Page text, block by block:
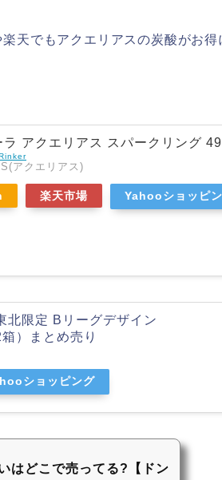
天でもアクエリアスの炭酸がお得
ラ アクエリアス スパークリング
アクエリアス)
楽天市場 Yahooショッピ
北限定 Bリーグデザイン
）まとめ売り
ショッピング
はどこで売ってる?【ドン